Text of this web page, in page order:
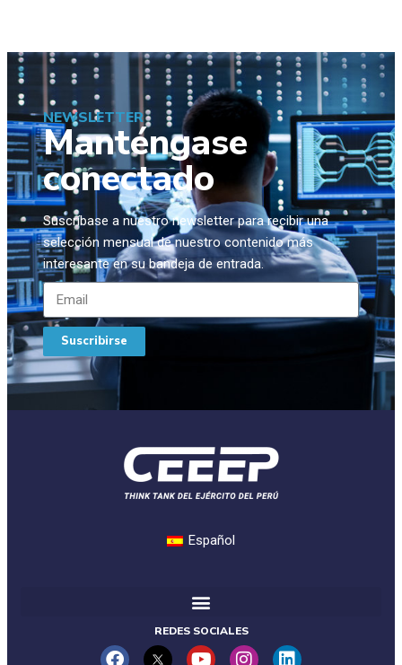
NEWSLETTER
Manténgase
conectado
Suscríbase a nuestro newsletter para recibir una
selección mensual de nuestro contenido más
interesante en su bandeja de entrada.
Suscribirse
Español
REDES SOCIALES